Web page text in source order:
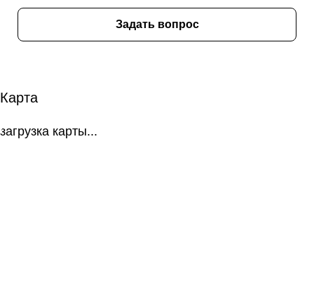
Задать вопрос
Карта
загрузка карты...